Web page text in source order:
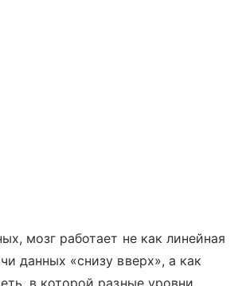
мозг работает не как линейная
данных «снизу вверх», а как
в которой разные уровни